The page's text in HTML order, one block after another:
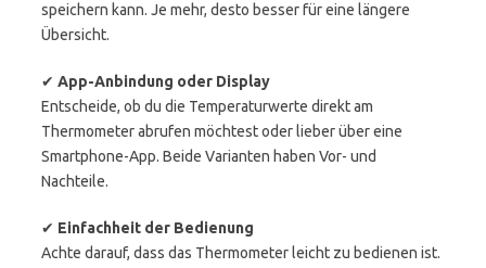
speichern kann. Je mehr, desto besser für eine längere
Übersicht.
✔ App-Anbindung oder Display
Entscheide, ob du die Temperaturwerte direkt am
Thermometer abrufen möchtest oder lieber über eine
Smartphone-App. Beide Varianten haben Vor- und
Nachteile.
✔ Einfachheit der Bedienung
Achte darauf, dass das Thermometer leicht zu bedienen ist.